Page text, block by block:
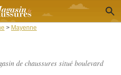
> Mayenne
de chaussures situé boulevard